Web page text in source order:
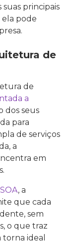
principais
ela pode
de
de
a
dos seus
para
de serviços
a
em
, a
que cada
sem
o que traz
torna ideal